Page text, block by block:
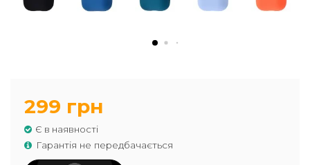
299 грн
Є в наявності
Гарантія не передбачається